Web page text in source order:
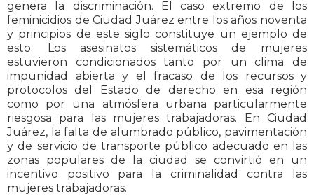
genera la discriminación. El caso extremo de los
feminicidios de Ciudad Juárez entre los años noventa
y principios de este siglo constituye un ejemplo de
esto. Los asesinatos sistemáticos de mujeres
estuvieron condicionados tanto por un clima de
impunidad abierta y el fracaso de los recursos y
protocolos del Estado de derecho en esa región
como por una atmósfera urbana particularmente
riesgosa para las mujeres trabajadoras. En Ciudad
Juárez, la falta de alumbrado público, pavimentación
y de servicio de transporte público adecuado en las
zonas populares de la ciudad se convirtió en un
incentivo positivo para la criminalidad contra las
mujeres trabajadoras.